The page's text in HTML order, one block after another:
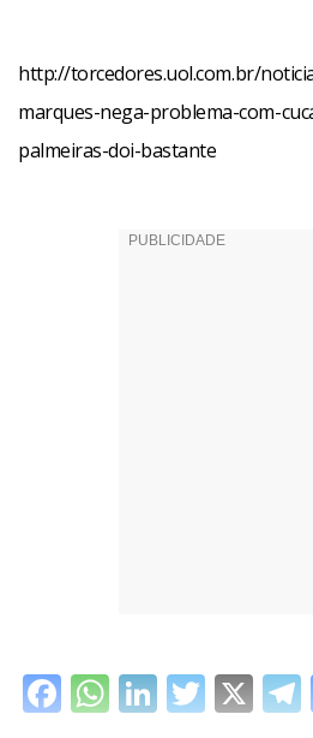
http://torcedores.uol.com.br/
marques-nega-problema-com-
palmeiras-doi-bastante
Facebook
WhatsApp
LinkedIn
X